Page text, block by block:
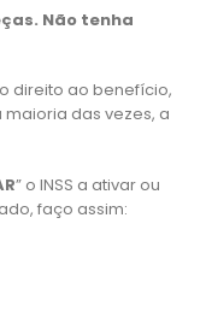
Não tenha
direito ao benefício,
das vezes, a
” o INSS a ativar ou
faço assim: